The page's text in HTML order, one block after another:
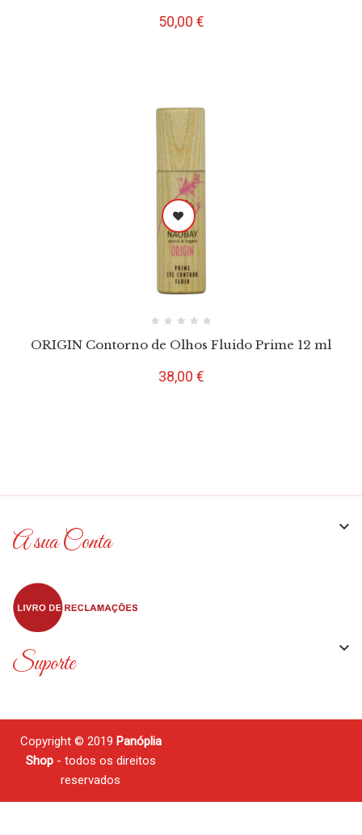
Preço
50,00 €
ORIGIN Contorno de Olhos Fluido Prime 12 ml
Preço
38,00 €
A sua Conta 
Suporte 
Copyright © 2019 Panóplia
Shop- todos os direitos
reservados